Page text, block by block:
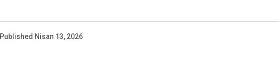
Published Nisan 13, 2026